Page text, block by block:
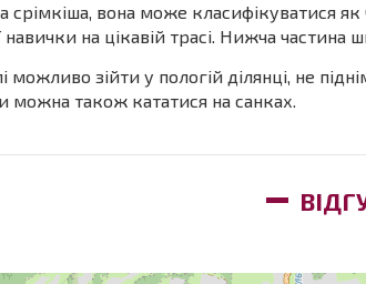
срімкіша, вона може класифікуватися
на цікавій трасі. Нижча частина
можливо зійти у пологій ділянці, не
можна також кататися на санках.